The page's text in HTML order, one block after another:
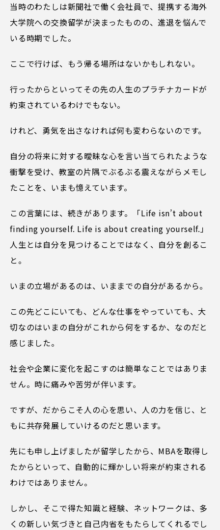
当時のわたしは新聞社で働く会社員で、提携する海外
大学院への交換留学が決まったものの、進退を悩んで
いる時期でした。
ここで行けば、もう帰る場所はないかもしれない。
行ったからといってその先の人生のプラチナカードが
約束されているわけでもない。
けれど、勇気を出さなければ何も変わらないのです。
自分の将来に対する曖昧な心を言い当てられたような
衝撃を受け、教室の片隅でぶるぶる震えながらメモし
たことを、いまも憶えています。
この言葉には、続きがあります。「Life isn’t about
finding yourself. Life is about creating yourself.」
人生とは自分を見つけることではなく、自分を創るこ
と。
いまの立場があるのは、いままでの自分があるから。
この先どこにいても、どんな仕事をやっていても、大
切なのはいまの自分がこれから何をするか、なのだと
感じました。
社会や企業に変化を起こすのは簡単なことではありま
せん。時に痛みや苦労が伴います。
ですが、だからこそ人の心を思い、人の力を信じ、と
もに共存発展していけるのだと思います。
先にも申し上げましたが留学したから、MBAを取得し
たからといって、自動的に輝かしい将来が約束される
わけではありません。
しかし、そこで得た知識と経験、ネットワークは、多
くの新しい気づきと自己内省をもたらしてくれるでし